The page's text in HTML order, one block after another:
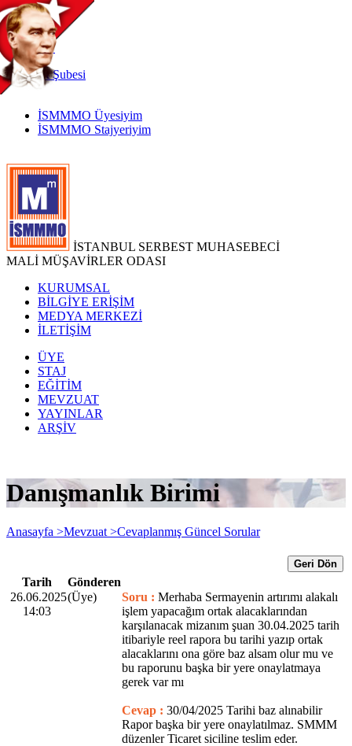
TR
|
EN
İnternetŞubesi
İSMMMO Üyesiyim
İSMMMO Stajyeriyim
İSTANBUL SERBEST MUHASEBECİ
MALİ MÜŞAVİRLER ODASI
KURUMSAL
BİLGİYE ERİŞİM
MEDYA MERKEZİ
İLETİŞİM
ÜYE
STAJ
EĞİTİM
MEVZUAT
YAYINLAR
ARŞİV
Danışmanlık Birimi
Anasayfa >Mevzuat >Cevaplanmış Güncel Sorular
Geri Dön
Tarih
Gönderen
26.06.2025
14:03
(Üye) Soru : Merhaba Sermayenin artırımı alakalı
işlem yapacağım ortak alacaklarından
karşılanacak mizanım şuan 30.04.2025 tarih
itibariyle reel rapora bu tarihi yazıp ortak
alacaklarını ona göre baz alsam olur mu ve
bu raporunu başka bir yere onaylatmaya
gerek var mı
Cevap : 30/04/2025 Tarihi baz alınabilir
Rapor başka bir yere onaylatılmaz. SMMM
düzenler Ticaret siciline teslim eder.